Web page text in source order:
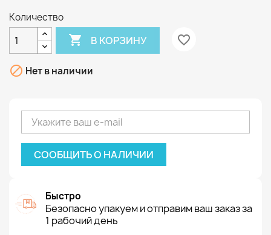
Количество
 В КОРЗИНУ favorite_border
 Нет в наличии
СООБЩИТЬ О НАЛИЧИИ
Быстро
Безопасно упакуем и отправим ваш заказ за
1 рабочий день